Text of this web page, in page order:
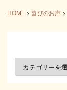
HOME > 喜びのお声 >